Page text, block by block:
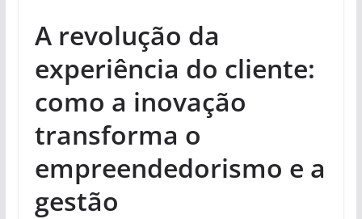
A revolução da
experiência do cliente:
como a inovação
transforma o
empreendedorismo e a
gestão